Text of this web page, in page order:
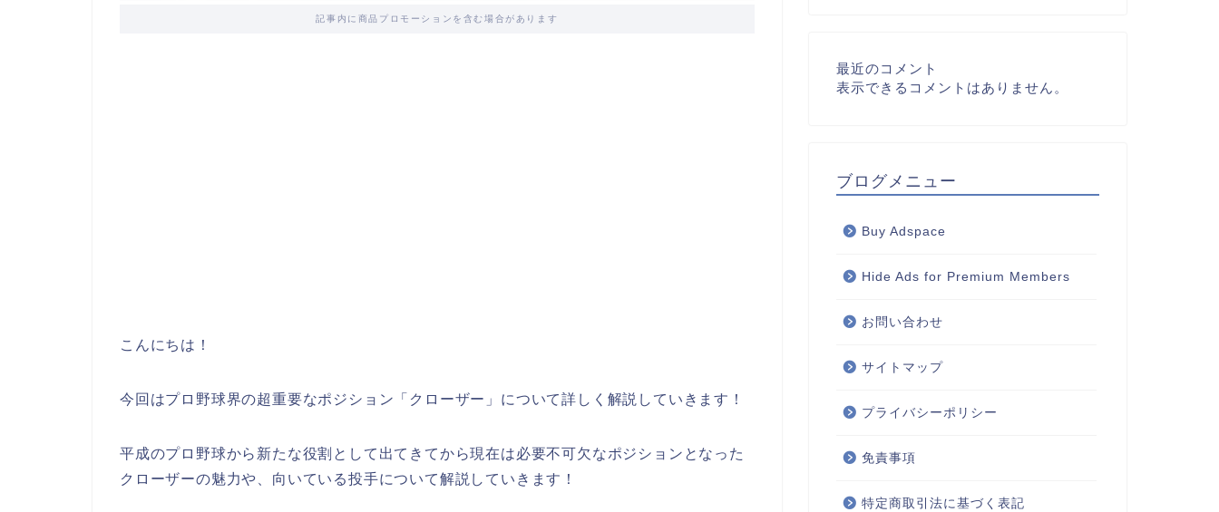
記事内に商品プロモーションを含む場合があります
こんにちは！
今回はプロ野球界の超重要なポジション「クローザー」について詳しく解説していきます！
平成のプロ野球から新たな役割として出てきてから現在は必要不可欠なポジションとなった
クローザーの魅力や、向いている投手について解説していきます！
最近のコメント
表示できるコメントはありません。
ブログメニュー
Buy Adspace
Hide Ads for Premium Members
お問い合わせ
サイトマップ
プライバシーポリシー
免責事項
特定商取引法に基づく表記